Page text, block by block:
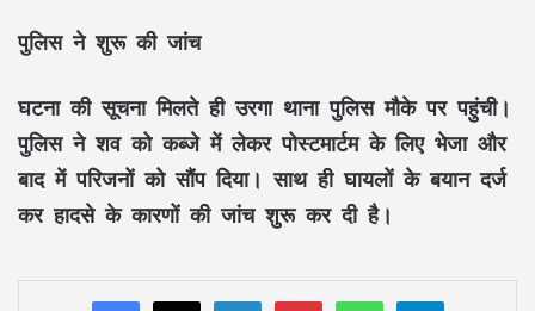
पुलिस ने शुरू की जांच
घटना की सूचना मिलते ही उरगा थाना पुलिस मौके पर पहुंची।
पुलिस ने शव को कब्जे में लेकर पोस्टमार्टम के लिए भेजा और
बाद में परिजनों को सौंप दिया। साथ ही घायलों के बयान दर्ज
कर हादसे के कारणों की जांच शुरू कर दी है।
LinkedInPinterestWhatsAppTelegram